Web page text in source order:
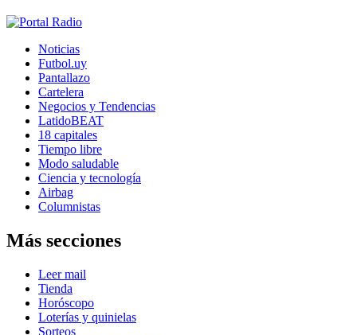
Noticias
Futbol.uy
Pantallazo
Cartelera
Negocios y Tendencias
LatidoBEAT
18 capitales
Tiempo libre
Modo saludable
Ciencia y tecnología
Airbag
Columnistas
Más secciones
Leer mail
Tienda
Horóscopo
Loterías y quinielas
Sorteos